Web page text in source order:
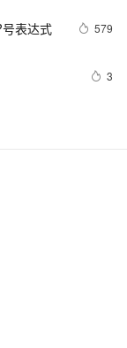
表达式 579
3
详解